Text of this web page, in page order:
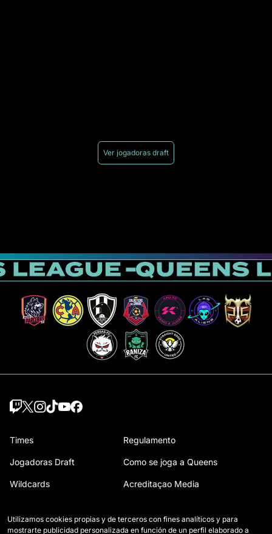
Ver jogadoras draft
Times
Jogadoras Draft
Wildcards
Classificação
Regulamento
Como se joga a Queens
Acreditaçao Media
Trabalhe conosco
Utilizamos cookies propias y de terceros con fines analíticos y para
mostrarte publicidad personalizada en función de un perfil elaborado a